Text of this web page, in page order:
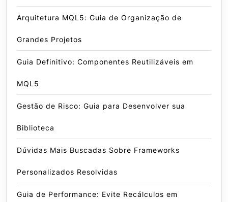
Arquitetura MQL5: Guia de Organização de
Grandes Projetos
Guia Definitivo: Componentes Reutilizáveis em
MQL5
Gestão de Risco: Guia para Desenvolver sua
Biblioteca
Dúvidas Mais Buscadas Sobre Frameworks
Personalizados Resolvidas
Guia de Performance: Evite Recálculos em